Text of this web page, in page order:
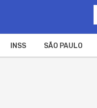
INSS SÃO PAULO